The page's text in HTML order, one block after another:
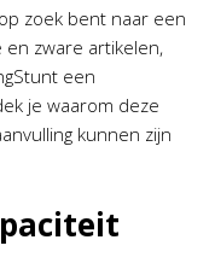
zoek bent naar een
en zware artikelen,
een
je waarom deze
kunnen zijn